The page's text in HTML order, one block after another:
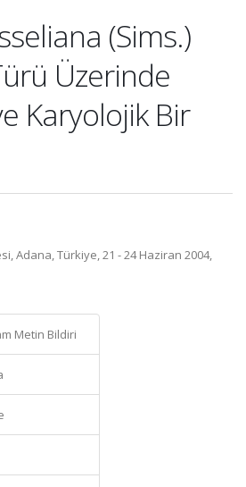
(Sims.)
Üzerinde
Karyolojik Bir
Adana, Türkiye, 21 - 24 Haziran 2004,
Metin Bildiri